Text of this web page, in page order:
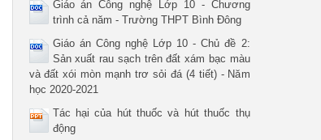
Giáo án Công nghệ Lớp 10 - Chương
trình cả năm - Trường THPT Bình Đông
Giáo án Công nghệ Lớp 10 - Chủ đề 2:
Sản xuất rau sạch trên đất xám bạc màu
và đất xói mòn mạnh trơ sỏi đá (4 tiết) - Năm
học 2020-2021
Tác hại của hút thuốc và hút thuốc thụ
động